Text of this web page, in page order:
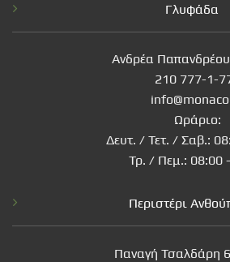
Γλυφάδα
Ανδρέα
210 777-1-
Ωράριο:
Δευτ. / Τετ. / Σαβ.:
Τρ. / Πεμ.: 08:00
Περιστέρι
Παναγή Τσαλδάρη